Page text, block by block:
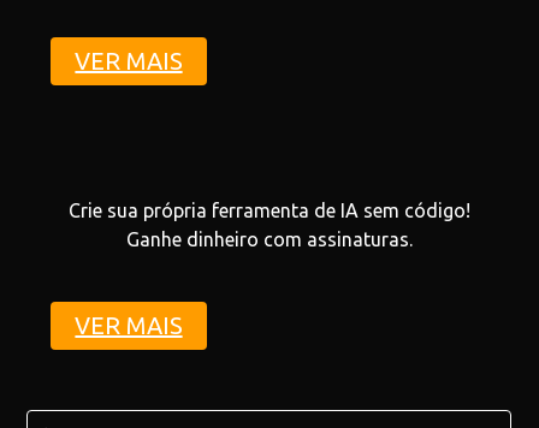
VER MAIS
Crie sua própria ferramenta de IA sem código!
Ganhe dinheiro com assinaturas.
VER MAIS